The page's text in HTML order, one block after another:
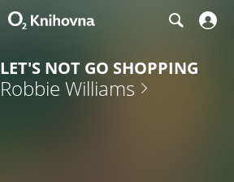
LET'S NOT GO SHOPPING
Robbie Williams